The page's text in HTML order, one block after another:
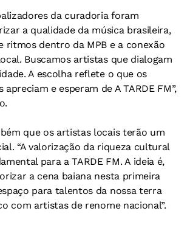
da curadoria foram
a qualidade da música brasileira,
ritmos dentro da MPB e a conexão
Buscamos artistas que dialogam
A escolha reflete o que os
apreciam e esperam de A TARDE FM”,
que os artistas locais terão um
“A valorização da riqueza cultural
para a TARDE FM. A ideia é,
a cena baiana nesta primeira
para talentos da nossa terra
com artistas de renome nacional”.